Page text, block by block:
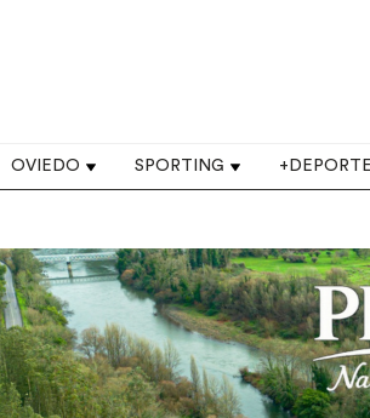
Top navigation
OVIEDO SPORTING +DEPORTE